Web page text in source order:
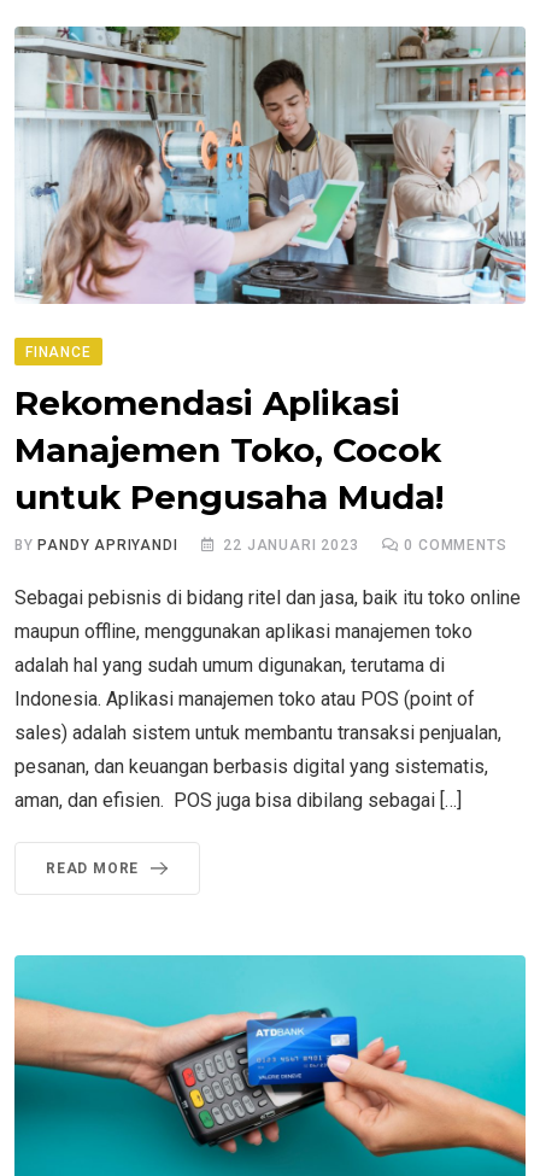
FINANCE
Rekomendasi Aplikasi
Manajemen Toko, Cocok
untuk Pengusaha Muda!
BYPANDY APRIYANDI 22 JANUARI 2023 0 COMMENTS
Sebagai pebisnis di bidang ritel dan jasa, baik itu toko online
maupun offline, menggunakan aplikasi manajemen toko
adalah hal yang sudah umum digunakan, terutama di
Indonesia. Aplikasi manajemen toko atau POS (point of
sales) adalah sistem untuk membantu transaksi penjualan,
pesanan, dan keuangan berbasis digital yang sistematis,
aman, dan efisien. POS juga bisa dibilang sebagai […]
READ MORE